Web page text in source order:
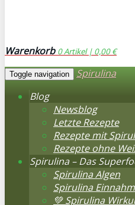
Warenkorb 0Artikel | 0,00 €
Toggle navigation
Spirulina
Blog
Newsblog
Letzte Rezepte
Rezepte mit
Rezepte ohne
Spirulina – Das
Spirulina Algen
Spirulina
💚 Spirulina